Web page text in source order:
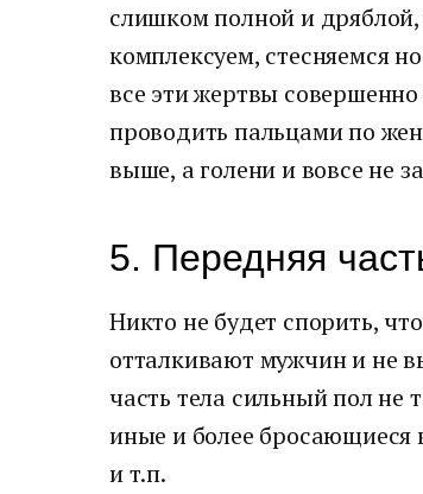
слишком полной и
комплексуем, стесняемся
все эти жертвы
проводить пальцами по
выше, а голени и вовсе не
5. Передняя
Никто не будет спорить,
отталкивают мужчин и не
часть тела сильный пол не
иные и более бросающиеся
и т.п.